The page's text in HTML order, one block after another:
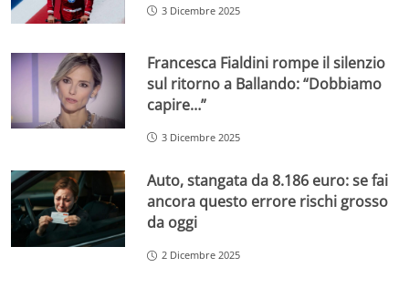
3 Dicembre 2025
Francesca Fialdini rompe il silenzio
sul ritorno a Ballando: “Dobbiamo
capire…”
3 Dicembre 2025
Auto, stangata da 8.186 euro: se fai
ancora questo errore rischi grosso
da oggi
2 Dicembre 2025